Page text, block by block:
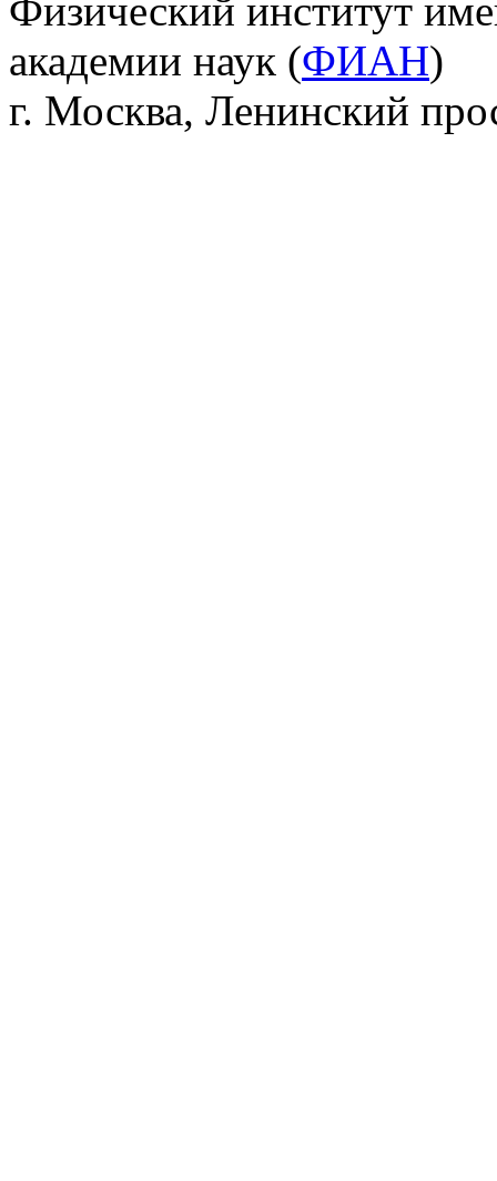
Физический институт
академии наук (ФИАН)
г. Москва, Ленинский